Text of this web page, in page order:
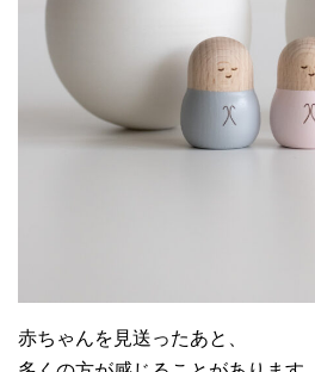
赤ちゃんを見送ったあと、